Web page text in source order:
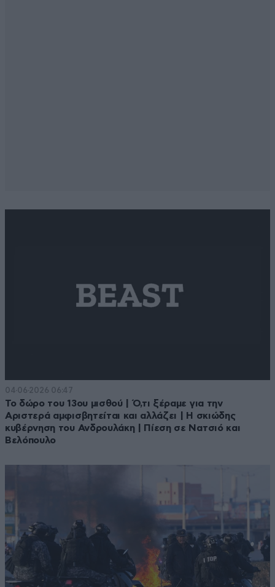
04·06·2026 06:47
Το δώρο του 13ου μισθού | Ό,τι ξέραμε για την
Αριστερά αμφισβητείται και αλλάζει | Η σκιώδης
κυβέρνηση του Ανδρουλάκη | Πίεση σε Νατσιό και
Βελόπουλο